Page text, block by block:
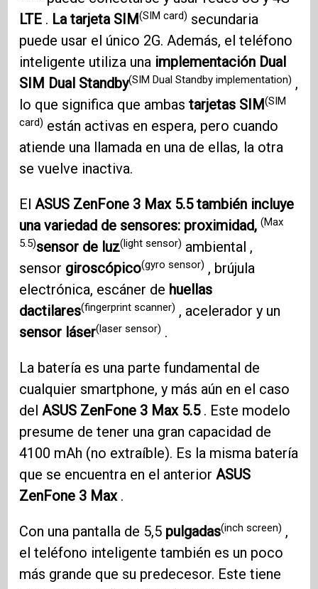
LTE . La tarjeta SIM(SIM card) secundaria
puede usar el único 2G. Además, el teléfono
inteligente utiliza una implementación Dual
SIM Dual Standby(SIM Dual Standby implementation) ,
lo que significa que ambastarjetas SIM(SIM
card) están activas en espera, pero cuando
atiende una llamada en una de ellas, la otra
se vuelve inactiva.
ElASUS ZenFone 3 Max 5.5 también incluye
una variedad de sensores: proximidad,(Max
5.5)sensor de luz(light sensor) ambiental ,
sensor giroscópico(gyro sensor) , brújula
electrónica, escáner de huellas
dactilares(fingerprint scanner) , acelerador y un
sensor láser(laser sensor) .
La batería es una parte fundamental de
cualquier smartphone, y más aún en el caso
delASUS ZenFone 3 Max 5.5. Este modelo
presume de tener una gran capacidad de
4100 mAh (no extraíble). Es la misma batería
que se encuentra en el anteriorASUS
ZenFone 3 Max.
Con una pantalla de 5,5 pulgadas(inch screen) ,
el teléfono inteligente también es un poco
más grande que su predecesor. Este tiene